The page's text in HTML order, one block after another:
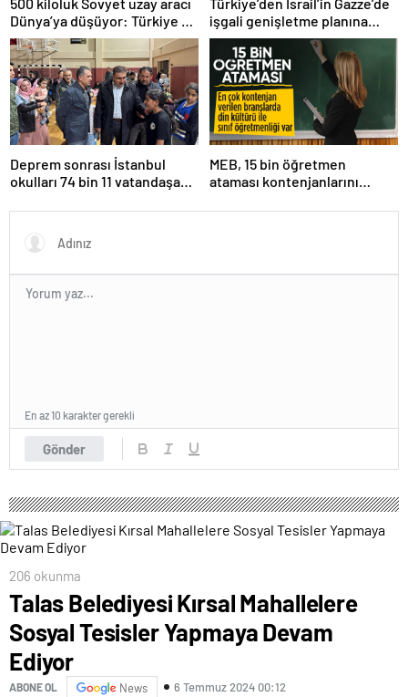
Dünya’ya düşüyor: Türkiye de
risk altında
işgali genişletme planına
tepki
Deprem sonrası İstanbul
okulları 74 bin 11 vatandaşa
MEB, 15 bin öğretmen
ataması kontenjanlarını
Gönder
En az 10 karakter gerekli
206 okunma
Talas Belediyesi Kırsal Mahallelere
Sosyal Tesisler Yapmaya Devam
Ediyor
ABONE OL News 6 Temmuz 2024 00:12